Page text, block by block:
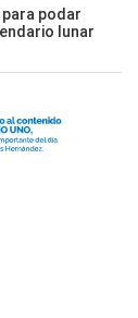
podar
lunar